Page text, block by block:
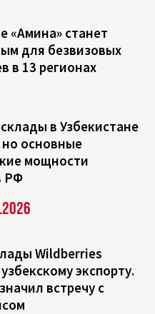
«Амина» станет
для безвизовых
в 13 регионах
в Узбекистане
основные
мощности
РФ
Wildberries
экспорту.
встречу с